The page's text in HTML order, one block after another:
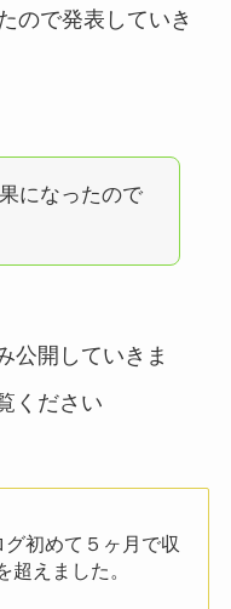
ので発表していき
になったので
公開していきま
ください
グ初めて５ヶ月で収
超えました。